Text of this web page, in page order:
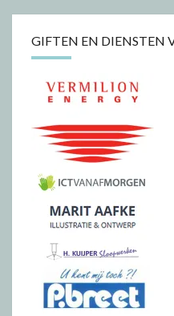
GIFTEN EN DIENSTEN